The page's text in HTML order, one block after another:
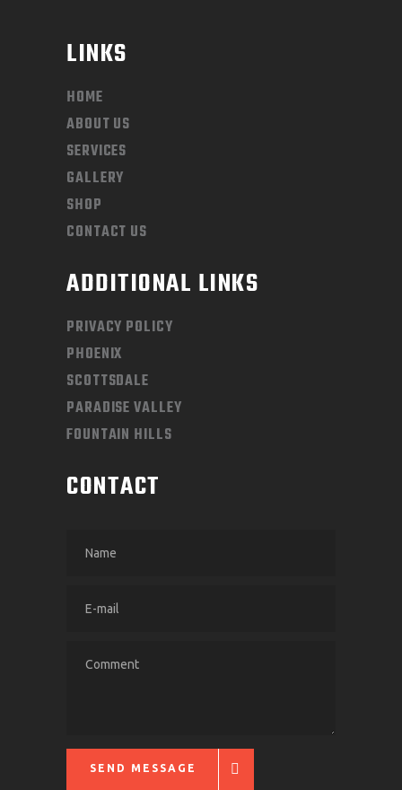
LINKS
HOME
ABOUT US
SERVICES
GALLERY
SHOP
CONTACT US
ADDITIONAL LINKS
PRIVACY POLICY
PHOENIX
SCOTTSDALE
PARADISE VALLEY
FOUNTAIN HILLS
CONTACT
SEND MESSAGE